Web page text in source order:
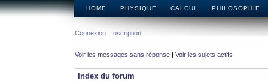
HOME PHYSIQUE CALCUL PHILOSOPHIE
Connexion Inscription
Voir les messages sans réponse | Voir les sujets actifs
Index du forum